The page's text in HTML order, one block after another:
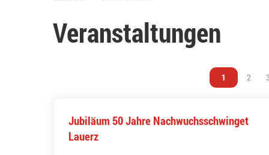
Veranstaltungen
Vous êtes sur
1 Vous
2 3
Jubiläum 50 Jahre Nachwuchsschwinget
Lauerz